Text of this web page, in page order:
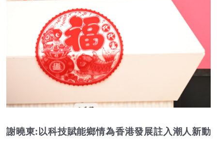
謝曉東:以科技賦能鄉情為香港發展註入潮人新動